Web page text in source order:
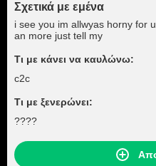
Σχετικά με εμένα
i see you im allwyas horny for
an more just tell my
Τι με κάνει να καυλώνω:
c2c
Τι με ξενερώνει:
????